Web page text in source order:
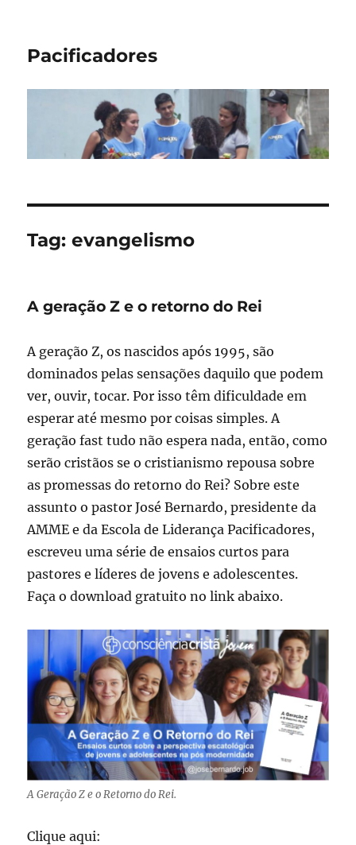
Pacificadores
Tag:evangelismo
A geração Z e o retorno do Rei
A geração Z, os nascidos após 1995, são
dominados pelas sensações daquilo que podem
ver, ouvir, tocar. Por isso têm dificuldade em
esperar até mesmo por coisas simples. A
geração fast tudo não espera nada, então, como
serão cristãos se o cristianismo repousa sobre
as promessas do retorno do Rei? Sobre este
assunto o pastor José Bernardo, presidente da
AMME e da Escola de Liderança Pacificadores,
escreveu uma série de ensaios curtos para
pastores e líderes de jovens e adolescentes.
Faça o download gratuito no link abaixo.
A Geração Z e o Retorno do Rei.
Clique aqui: